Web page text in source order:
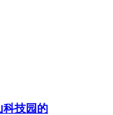
科技园的